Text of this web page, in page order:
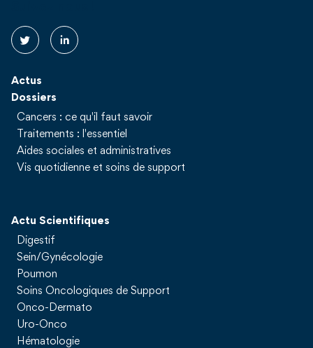
Actus
Dossiers
Cancers : ce qu'il faut savoir
Traitements : l'essentiel
Aides sociales et administratives
Vis quotidienne et soins de support
Actu Scientifiques
Digestif
Sein/Gynécologie
Poumon
Soins Oncologiques de Support
Onco-Dermato
Uro-Onco
Hématologie